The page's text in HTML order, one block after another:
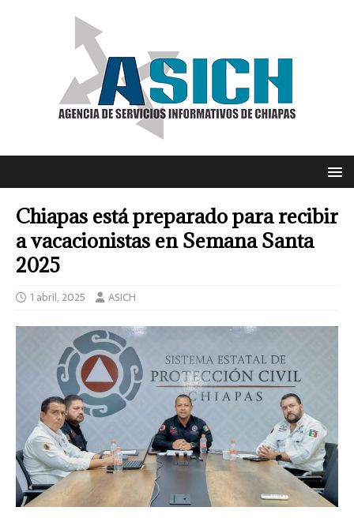
Chiapas está preparado para recibir
a vacacionistas en Semana Santa
2025
1 abril, 2025 ASICH